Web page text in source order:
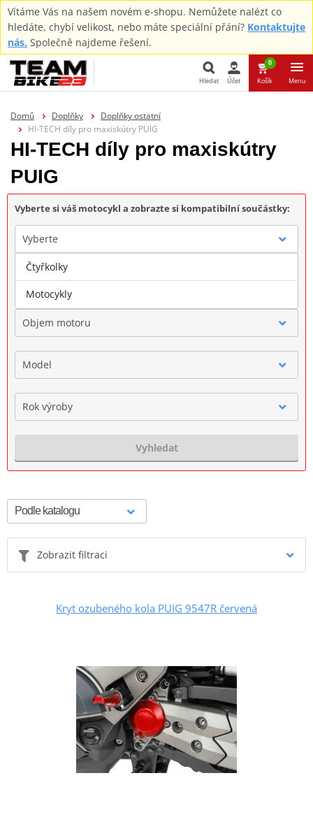
Vítáme Vás na našem novém e-shopu. Nemůžete nalézt co
hledáte, chybí velikost, nebo máte speciální přání? Kontaktujte
nás. Společně najdeme řešení.
Hledat Účet
0
Košík Menu
Domů Doplňky
Doplňky ostatní
HI-TECH díly pro maxiskútry PUIG
HI-TECH díly pro maxiskútry
PUIG
Vyberte si váš motocykl a zobrazte si kompatibilní součástky:
Vyberte
Značka
Objem motoru
Model
Rok výroby
Vyhledat
Zobrazit filtraci
Kryt ozubeného kola PUIG 9547R červená
Čtyřkolky
Motocykly